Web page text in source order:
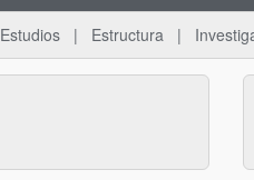
Estudios Estructura